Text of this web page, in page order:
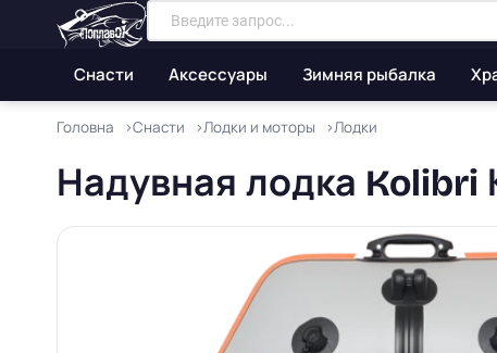
Снасти Аксессуары Зимняя рыбалка
Головна Снасти Лодки и моторы Лодки
Надувная лодка Kolibri